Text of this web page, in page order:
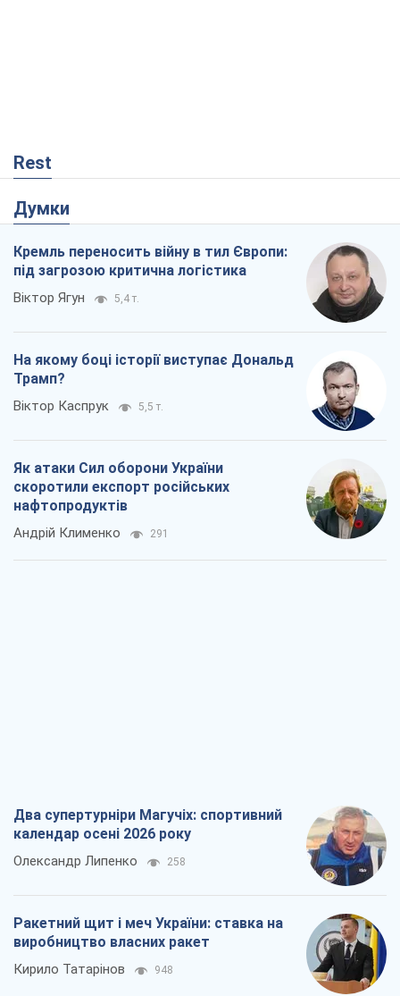
Rest
Думки
Кремль переносить війну в тил Європи:
під загрозою критична логістика
Віктор Ягун 5,4 т.
На якому боці історії виступає Дональд
Трамп?
Віктор Каспрук 5,5 т.
Як атаки Сил оборони України
скоротили експорт російських
нафтопродуктів
Андрій Клименко 291
Два супертурніри Магучіх: спортивний
календар осені 2026 року
Олександр Липенко 258
Ракетний щит і меч України: ставка на
виробництво власних ракет
Кирило Татарінов 948